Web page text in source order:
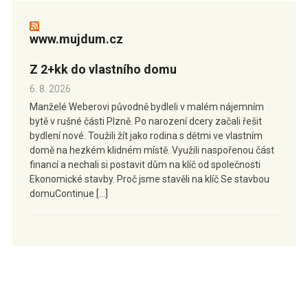
www.mujdum.cz
Z 2+kk do vlastního domu
6. 8. 2026
Manželé Weberovi původně bydleli v malém nájemním
bytě v rušné části Plzně. Po narození dcery začali řešit
bydlení nové. Toužili žít jako rodina s dětmi ve vlastním
domě na hezkém klidném místě. Využili naspořenou část
financí a nechali si postavit dům na klíč od společnosti
Ekonomické stavby. Proč jsme stavěli na klíč Se stavbou
domuContinue […]